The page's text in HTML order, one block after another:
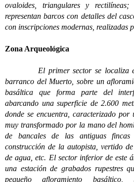
ovaloides, triangulares y
representan barcos con detalles del
con inscripciones modernas, realizadas
Zona Arqueológica
El primer sector se localiza en
barranco del Muerto, sobre un
basáltica que forma parte del
abarcando una superficie de 2.600
donde se encuentra, caracterizado por
muy transformado por la mano del
de bancales de las antiguas
construcción de la autopista, vertido
de agua, etc. El sector inferior de este
una estación de grabados rupestres
pequeño afloramiento